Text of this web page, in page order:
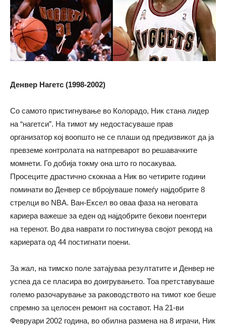
Денвер Нагетс (1998-2002)
Со самото пристигнување во Колорадо, Ник стана лидер
на “нагетси”. На тимот му недостасуваше прав
организатор кој воопшто не се плаши од предизвикот да ја
превземе контролата на натпреварот во решавачките
момнети. Го добија токму она што го посакуваа.
Просеците драстично скокнаа а Ник во четирите години
поминати во Денвер се вбројуваше помеѓу најдобрите 8
стрелци во NBA. Ван-Ексел во оваа фаза на неговата
кариера важеше за еден од најдобрите бекови поентери
на теренот. Во два наврати го постигнува својот рекорд на
кариерата од 44 постигнати поени.
За жал, на тимско поле затајуваа резултатите и Денвер не
успеа да се пласира во доигрувањето. Тоа претставуваше
големо разочарување за раководството на тимот кое беше
спремно за целосен ремонт на составот. На 21-ви
Февруари 2002 година, во обилна размена на 8 играчи, Ник